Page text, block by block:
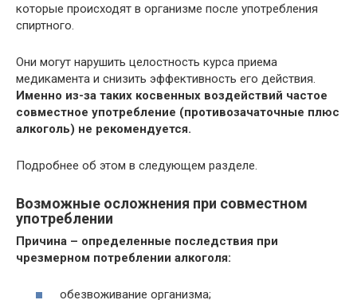
которые происходят в организме после употребления
спиртного.
Они могут нарушить целостность курса приема
медикамента и снизить эффективность его действия.
Именно из-за таких косвенных воздействий частое
совместное употребление (противозачаточные плюс
алкоголь) не рекомендуется.
Подробнее об этом в следующем разделе.
Возможные осложнения при совместном
употреблении
Причина – определенные последствия при
чрезмерном потреблении алкоголя:
обезвоживание организма;